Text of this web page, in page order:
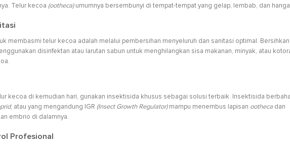
Telur kecoa (ootheca)umumnya bersembunyi di tempat-tempat yang gelap, lembab, dan
membasmi telur kecoa adalah melalui pembersihan menyeluruh dan sanitasi optimal. Bersihkan
disinfektan atau larutan sabun untuk menghilangkan sisa makanan, minyak, atau
kecoa di kemudian hari, gunakan insektisida khusus sebagai solusi terbaik. Insektisida
, atau yang mengandung IGR (Insect Growth Regulator)mampu menembus lapisan ootheca dan
embrio di dalamnya.
Profesional